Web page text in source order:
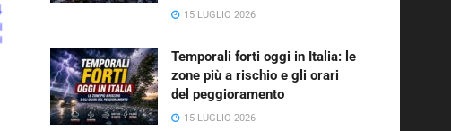
15 LUGLIO 2026
Temporali forti oggi in Italia: le
zone più a rischio e gli orari
del peggioramento
15 LUGLIO 2026